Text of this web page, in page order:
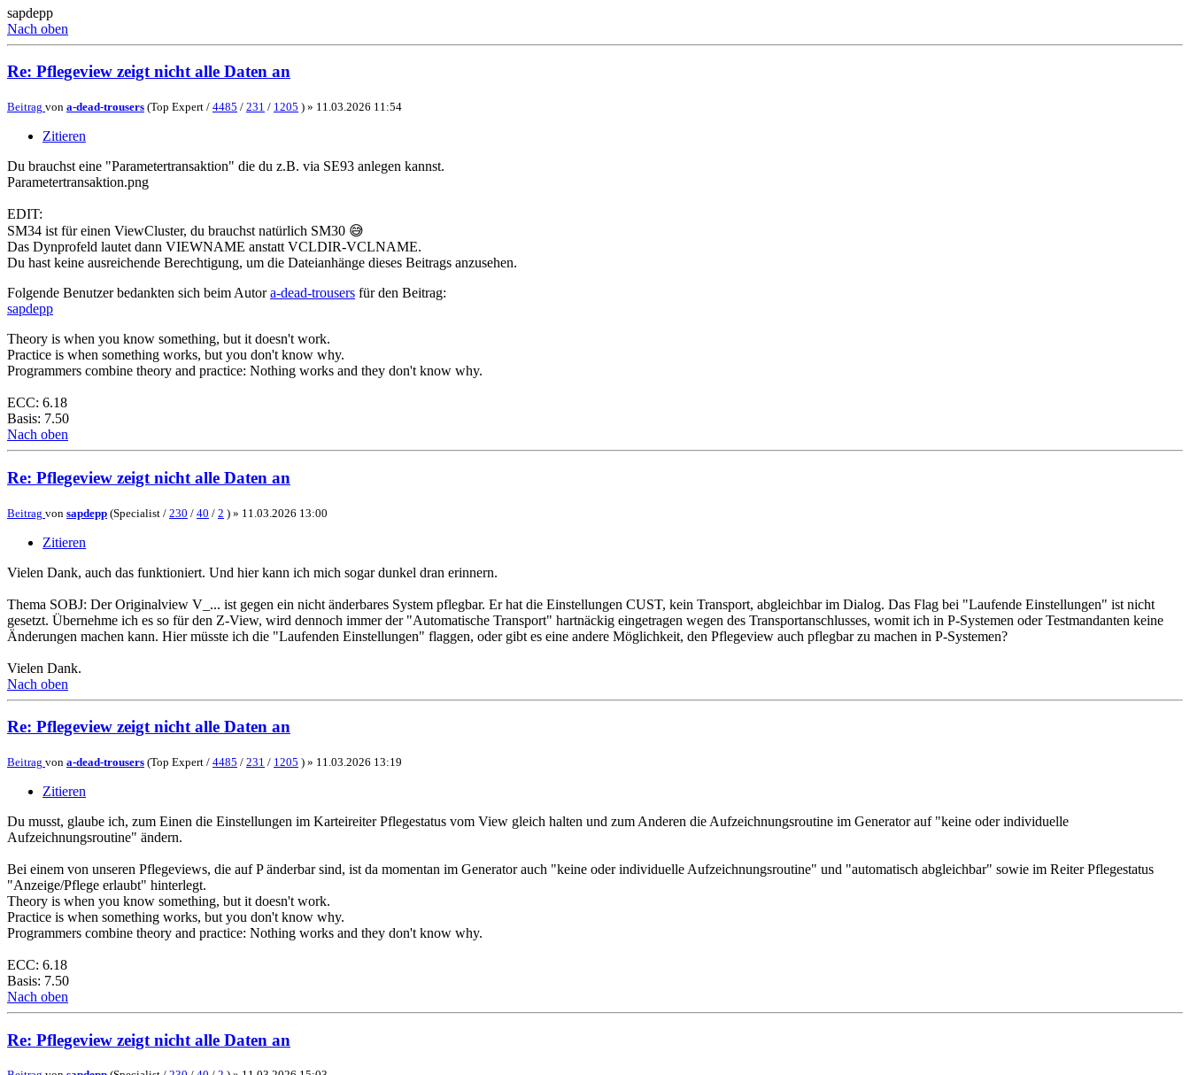
sapdepp
Nach oben
Re: Pflegeview zeigt nicht alle Daten an
Beitrag von a-dead-trousers (Top Expert / 4485 / 231 / 1205 ) » 11.03.2026 11:54
Zitieren
Du brauchst eine "Parametertransaktion" die du z.B. via SE93 anlegen kannst.
Parametertransaktion.png
EDIT:
SM34 ist für einen ViewCluster, du brauchst natürlich SM30 😅
Das Dynprofeld lautet dann VIEWNAME anstatt VCLDIR-VCLNAME.
Du hast keine ausreichende Berechtigung, um die Dateianhänge dieses Beitrags anzusehen.
Folgende Benutzer bedankten sich beim Autora-dead-trousers für den Beitrag:
sapdepp
Theory is when you know something, but it doesn't work.
Practice is when something works, but you don't know why.
Programmers combine theory and practice: Nothing works and they don't know why.
ECC: 6.18
Basis: 7.50
Nach oben
Re: Pflegeview zeigt nicht alle Daten an
Beitrag von sapdepp (Specialist / 230 / 40 / 2 ) » 11.03.2026 13:00
Zitieren
Vielen Dank, auch das funktioniert. Und hier kann ich mich sogar dunkel dran erinnern.
Thema SOBJ: Der Originalview V_... ist gegen ein nicht änderbares System pflegbar. Er hat die Einstellungen CUST, kein Transport, abgleichbar im Dialog. Das Flag bei "Laufende Einstellungen" ist nicht
gesetzt. Übernehme ich es so für den Z-View, wird dennoch immer der "Automatische Transport" hartnäckig eingetragen wegen des Transportanschlusses, womit ich in P-Systemen oder Testmandanten keine
Änderungen machen kann. Hier müsste ich die "Laufenden Einstellungen" flaggen, oder gibt es eine andere Möglichkeit, den Pflegeview auch pflegbar zu machen in P-Systemen?
Vielen Dank.
Nach oben
Re: Pflegeview zeigt nicht alle Daten an
Beitrag von a-dead-trousers (Top Expert / 4485 / 231 / 1205 ) » 11.03.2026 13:19
Zitieren
Du musst, glaube ich, zum Einen die Einstellungen im Karteireiter Pflegestatus vom View gleich halten und zum Anderen die Aufzeichnungsroutine im Generator auf "keine oder individuelle
Aufzeichnungsroutine" ändern.
Bei einem von unseren Pflegeviews, die auf P änderbar sind, ist da momentan im Generator auch "keine oder individuelle Aufzeichnungsroutine" und "automatisch abgleichbar" sowie im Reiter Pflegestatus
"Anzeige/Pflege erlaubt" hinterlegt.
Theory is when you know something, but it doesn't work.
Practice is when something works, but you don't know why.
Programmers combine theory and practice: Nothing works and they don't know why.
ECC: 6.18
Basis: 7.50
Nach oben
Re: Pflegeview zeigt nicht alle Daten an